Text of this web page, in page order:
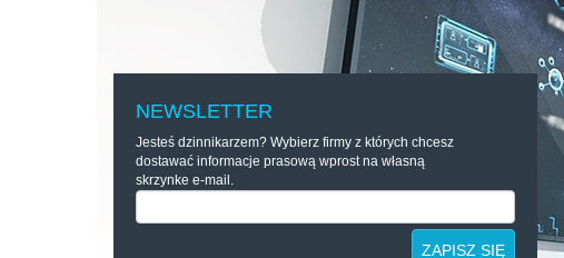
NEWSLETTER
Jesteś dzinnikarzem? Wybierz firmy z których chcesz
dostawać informacje prasową wprost na własną
skrzynke e-mail.
ZAPISZ SIĘ